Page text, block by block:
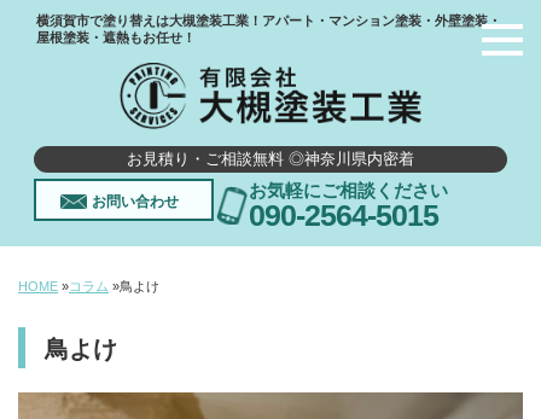
横須賀市で塗り替えは大槻塗装工業！アパート・マンション塗装・外壁塗装・
屋根塗装・遮熱もお任せ！
お見積り・ご相談無料 ◎神奈川県内密着
お問い合わせ
お気軽にご相談ください
090-2564-5015
HOME »コラム »鳥よけ
鳥よけ